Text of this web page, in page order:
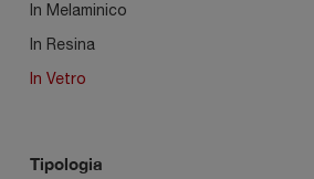
In Melaminico
In Resina
In Vetro
Tipologia